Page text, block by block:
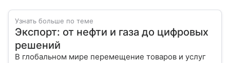
Узнать больше по теме
Экспорт: от нефти и газа до цифровых
решений
В глобальном мире перемещение товаров и услуг